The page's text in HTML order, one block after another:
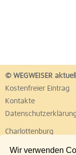
Wir verwenden
© WEGWEISER aktuell
Kostenfreier Eintrag
Kontakte
Charlottenburg